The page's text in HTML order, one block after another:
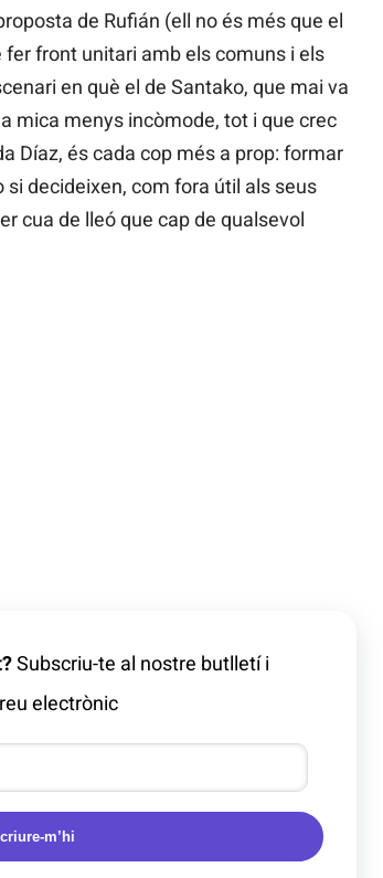
de Rufián (ell no és més que el
front unitari amb els comuns i els
en què el de Santako, que mai va
mica menys incòmode, tot i que crec
Díaz, és cada cop més a prop: formar
si decideixen, com fora útil als seus
cua de lleó que cap de qualsevol
Subscriu-te al nostre butlletí i
electrònic
m’hi